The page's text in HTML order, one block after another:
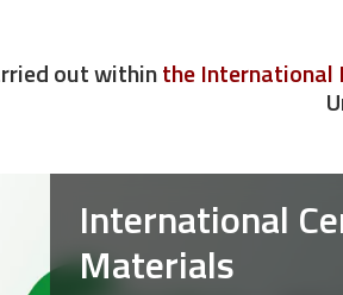
out withinthe International
International
Materials